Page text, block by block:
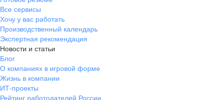
Доход
Хорошая зарплата, плюс премии и надбавки
в 2023 году Детский мир вошёл в десятку
онлайн-магазинов России*
Более 800 человек
маршрутов ежедневно — доставляем товары
точно и вовремя
80%
Условия, которые вдохновляют
Любимый бренд детства — вы создаёте то, что
важно миллионам семей
Все сервисы
Хочу у вас работать
Производственный календарь
Экспертная рекомендация
Новости и статьи
Блог
О компаниях в игровой форме
Жизнь в компании
ИТ-проекты
Рейтинг работодателей России